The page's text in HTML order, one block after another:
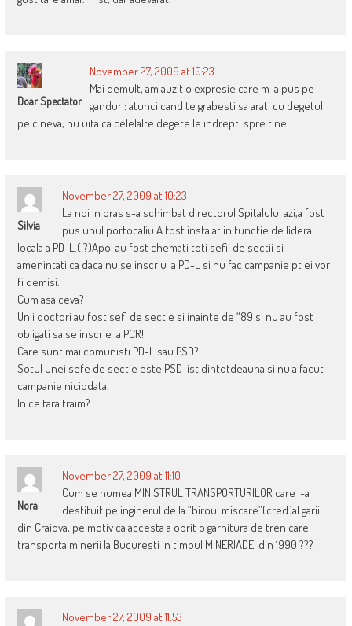
Doar Spectator
November 27, 2009 at 10:23
Mai demult, am auzit o expresie care m-a pus pe
ganduri: atunci cand te grabesti sa arati cu degetul
pe cineva, nu uita ca celelalte degete le indrepti spre tine!
Silvia
November 27, 2009 at 10:23
La noi in oras s-a schimbat directorul Spitalului azi,a fost
pus unul portocaliu.A fost instalat in functie de lidera
locala a PD-L.(!?)Apoi au fost chemati toti sefii de sectii si
amenintati ca daca nu se inscriu la PD-L si nu fac campanie pt ei vor
fi demisi.
Cum asa ceva?
Unii doctori au fost sefi de sectie si inainte de “89 si nu au fost
obligati sa se inscrie la PCR!
Care sunt mai comunisti PD-L sau PSD?
Sotul unei sefe de sectie este PSD-ist dintotdeauna si nu a facut
campanie niciodata.
In ce tara traim?
Nora
November 27, 2009 at 11:10
Cum se numea MINISTRUL TRANSPORTURILOR care l-a
destituit pe inginerul de la “biroul miscare”(cred)al garii
din Craiova, pe motiv ca accesta a oprit o garnitura de tren care
transporta minerii la Bucuresti in timpul MINERIADEI din 1990 ???
November 27, 2009 at 11:53